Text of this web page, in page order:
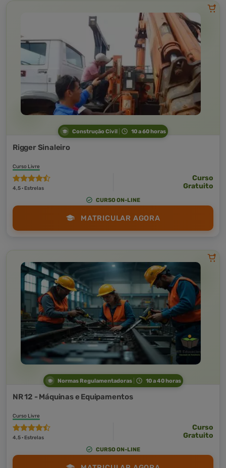
Construção Civil 10 a 60 horas
Rigger Sinaleiro
Curso Livre
4,5 · Estrelas
Curso
Gratuito
CURSO ON-LINE
MATRICULAR AGORA
Normas Regulamentadoras 10 a 40 horas
NR 12 - Máquinas e Equipamentos
Curso Livre
4,5 · Estrelas
Curso
Gratuito
CURSO ON-LINE